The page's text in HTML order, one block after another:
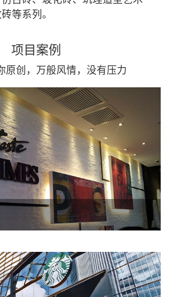
等系列。
项目案例
原创，万般风情，没有压力